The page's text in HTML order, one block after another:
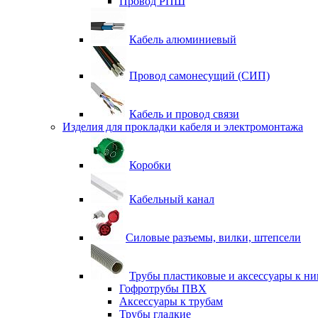
Кабель алюминиевый
Провод самонесущий (СИП)
Кабель и провод связи
Изделия для прокладки кабеля и электромонтажа
Коробки
Кабельный канал
Силовые разъемы, вилки, штепсели
Трубы пластиковые и аксессуары к
Гофротрубы ПВХ
Аксессуары к трубам
Трубы гладкие